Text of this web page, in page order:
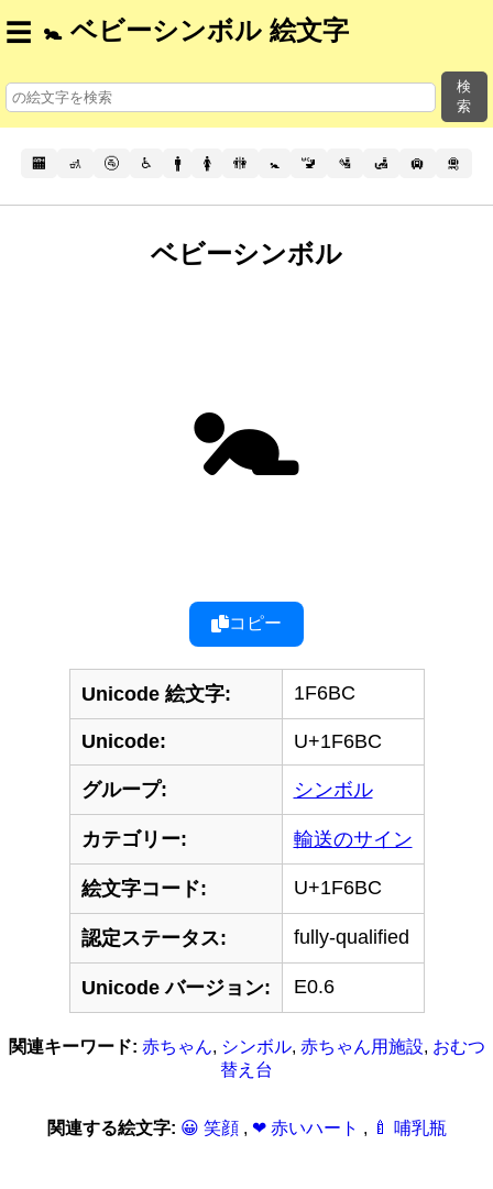
☰ 🚼 ベビーシンボル 絵文字
検
索
🏧 🚮 🚰 ♿ 🚹 🚺 🚻 🚼 🚾 🛂 🛃 🛄 🛅
ベビーシンボル
🚼
コピー
Unicode 絵文字: 1F6BC
Unicode: U+1F6BC
グループ: シンボル
カテゴリー: 輸送のサイン
絵文字コード: U+1F6BC
認定ステータス: fully-qualified
Unicode バージョン: E0.6
関連キーワード: 赤ちゃん, シンボル, 赤ちゃん用施設, おむつ
替え台
関連する絵文字: 😀 笑顔 , ❤ 赤いハート , 🍼 哺乳瓶